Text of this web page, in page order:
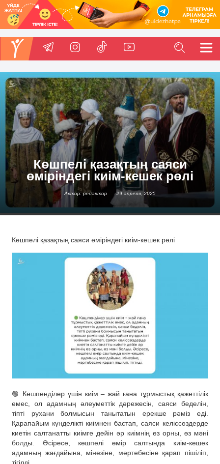
Көшпелі қазақтың саяси
өміріндегі киім-кешек рөлі
Автор: редактор 29 апреля, 2025
Көшпелі қазақтың саяси өміріндегі киім-кешек рөлі
🟢 Көшпенділер үшін киім – жай ғана тұрмыстық қажеттілік
емес, ол адамның әлеуметтік дәрежесін, саяси беделін,
тіпті рухани болмысын танытатын ерекше рәміз еді.
Қарапайым күнделікті киімнен бастап, саяси келіссөздерде
киетін салтанатты киімге дейін әр киімнің өз орны, өз мәні
болды. Әсіресе, көшпелі өмір салтында киім-кешек
адамның жағдайына, мінезіне, мәртебесіне қарап пішіліп,